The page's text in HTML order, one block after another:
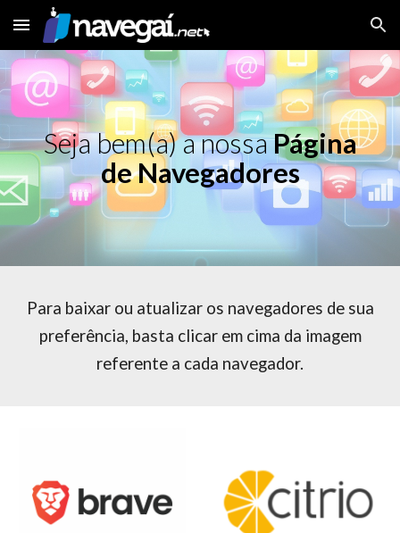
Skip to main content Skip to navigation
Seja bem(a) a nossaPágina
de Navegadores
Para baixar ou atualizar os navegadores de sua
preferência, basta clicar em cima da imagem
referente a cada navegador.